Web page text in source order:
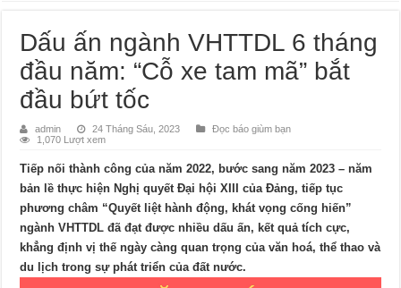
Dấu ấn ngành VHTTDL 6 tháng
đầu năm: “Cỗ xe tam mã” bắt
đầu bứt tốc
admin 24 Tháng Sáu, 2023
Đọc báo giùm bạn
1,070 Lượt xem
Tiếp nối thành công của năm 2022, bước sang năm 2023 – năm
bản lề thực hiện Nghị quyết Đại hội XIII của Đảng, tiếp tục
phương châm “Quyết liệt hành động, khát vọng cống hiến”
ngành VHTTDL đã đạt được nhiều dấu ấn, kết quả tích cực,
khẳng định vị thế ngày càng quan trọng của văn hoá, thể thao và
du lịch trong sự phát triển của đất nước.